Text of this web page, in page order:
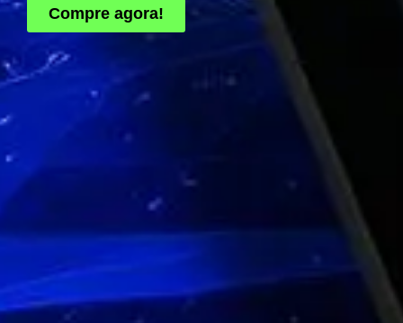
Compre agora!